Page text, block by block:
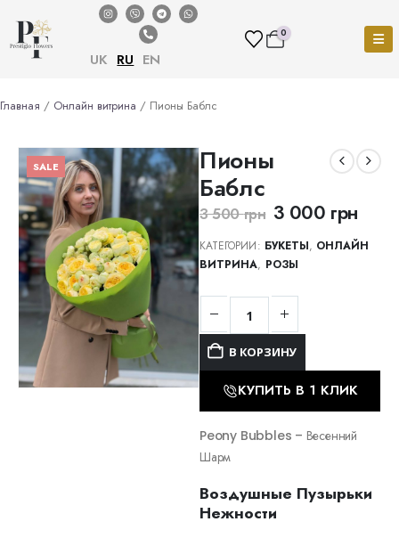
UK RU EN
0
Главная / Онлайн витрина / Пионы Баблс
SALE
Пионы
Баблс
3 500грн 3 000 грн
КАТЕГОРИИ: БУКЕТЫ, ОНЛАЙН
ВИТРИНА, РОЗЫ
В КОРЗИНУ
КУПИТЬ В 1 КЛИК
Peony Bubbles – Весенний
Шарм
Воздушные Пузырьки
Нежности